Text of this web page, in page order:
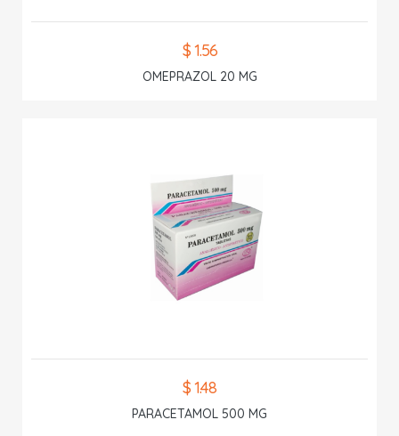
$ 1.56
OMEPRAZOL 20 MG
$ 1.48
PARACETAMOL 500 MG